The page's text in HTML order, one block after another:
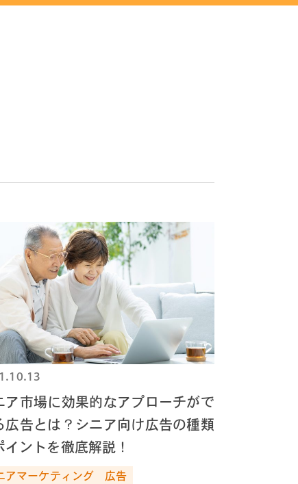
ア市場に効果的なアプローチがで
広告とは？シニア向け広告の種類
イントを徹底解説！
アマーケティング 広告